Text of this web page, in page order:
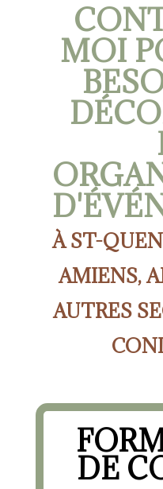
MOI
À ST-
AMIENS,
AUTRES
DE